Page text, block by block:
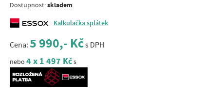
Dostupnost:skladem
Kalkulačka splátek
Cena: 5 990,- Kčs DPH
nebo 4 x 1 497 Kčs